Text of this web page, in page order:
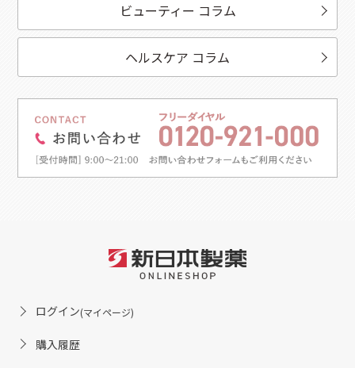
ビューティー コラム
ヘルスケア コラム
ログイン(マイページ)
購入履歴